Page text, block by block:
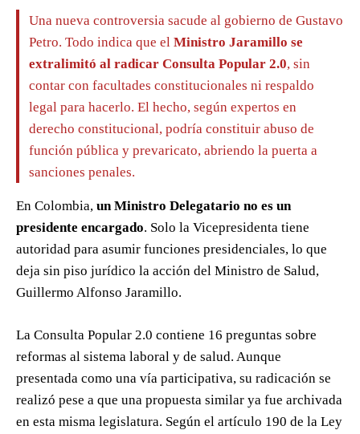
Una nueva controversia sacude al gobierno de Gustavo
Petro. Todo indica que el Ministro Jaramillo se
extralimitó al radicar Consulta Popular 2.0, sin
contar con facultades constitucionales ni respaldo
legal para hacerlo. El hecho, según expertos en
derecho constitucional, podría constituir abuso de
función pública y prevaricato, abriendo la puerta a
sanciones penales.
En Colombia, un Ministro Delegatario no es un
presidente encargado. Solo la Vicepresidenta tiene
autoridad para asumir funciones presidenciales, lo que
deja sin piso jurídico la acción del Ministro de Salud,
Guillermo Alfonso Jaramillo.
La Consulta Popular 2.0 contiene 16 preguntas sobre
reformas al sistema laboral y de salud. Aunque
presentada como una vía participativa, su radicación se
realizó pese a que una propuesta similar ya fue archivada
en esta misma legislatura. Según el artículo 190 de la Ley